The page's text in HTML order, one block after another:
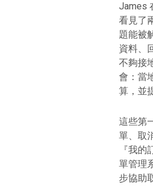
James
看見了
題能被
資料、
不夠接
會：當
算，並
這些第
單、取
『我
單管理
步協助